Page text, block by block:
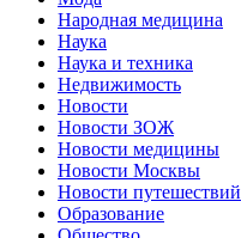
Народная медицина
Наука
Наука и техника
Недвижимость
Новости
Новости ЗОЖ
Новости медицины
Новости Москвы
Новости путешествий
Образование